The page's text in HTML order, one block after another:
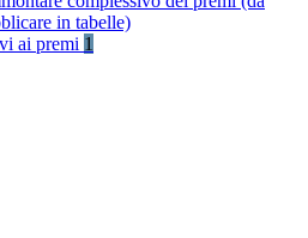
in tabelle)
ai premi 1